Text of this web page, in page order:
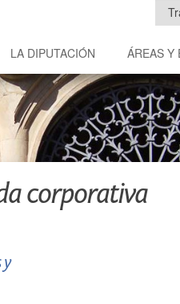
LA DIPUTACIÓN ÁREAS Y
corporativa
y